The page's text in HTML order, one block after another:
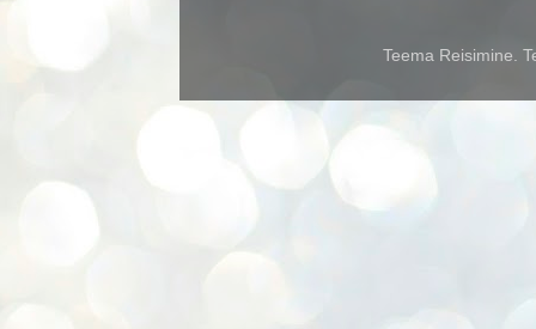
Teema Reisimine.